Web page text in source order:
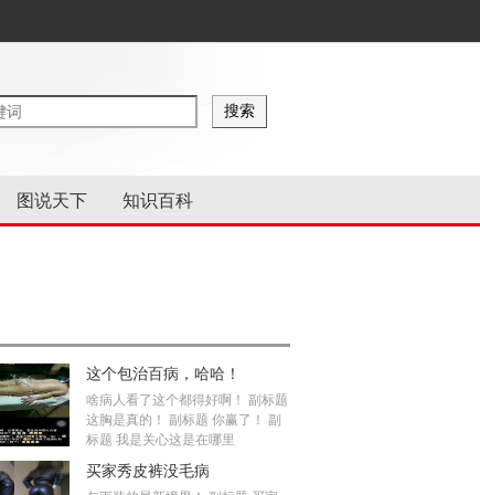
图说天下 知识百科
这个包治百病，哈哈！
啥病人看了这个都得好啊！ 副标题
这胸是真的！ 副标题 你赢了！ 副
标题 我是关心这是在哪里
买家秀皮裤没毛病